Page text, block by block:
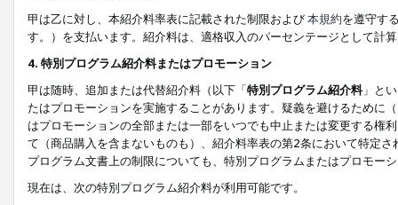
甲は乙に対し、本紹介料率表に記載された制限および本規約を遵守す
す。）を支払います。紹介料は、適格収入のパーセンテージとして計
4. 特別プログラム紹介料またはプロモーション
甲は随時、追加または代替紹介料（以下「特別プログラム紹介料」と
たはプロモーションを実施することがあります。疑義を避けるために
はプロモーションの全部または一部をいつでも中止または変更する権
て（商品購入を含まないものも）、紹介料率表の第2条において特定
プログラム文書上の制限についても、特別プログラムまたはプロモー
現在は、次の特別プログラム紹介料が利用可能です。